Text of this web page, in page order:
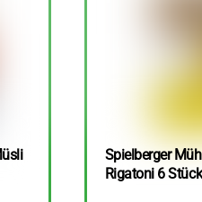
Spielberger
Rigatoni 6